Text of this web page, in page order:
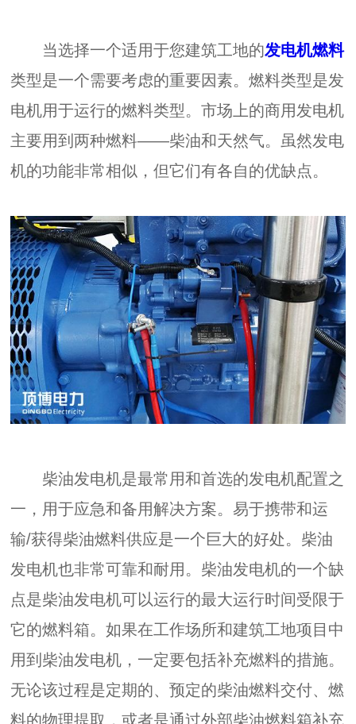
当选择一个适用于您建筑工地的发电机燃料
类型是一个需要考虑的重要因素。燃料类型是发
电机用于运行的燃料类型。市场上的商用发电机
主要用到两种燃料——柴油和天然气。虽然发电
机的功能非常相似，但它们有各自的优缺点。
柴油发电机是最常用和首选的发电机配置之
一，用于应急和备用解决方案。易于携带和运
输/获得柴油燃料供应是一个巨大的好处。柴油
发电机也非常可靠和耐用。柴油发电机的一个缺
点是柴油发电机可以运行的最大运行时间受限于
它的燃料箱。如果在工作场所和建筑工地项目中
用到柴油发电机，一定要包括补充燃料的措施。
无论该过程是定期的、预定的柴油燃料交付、燃
料的物理提取，或者是通过外部柴油燃料箱补充